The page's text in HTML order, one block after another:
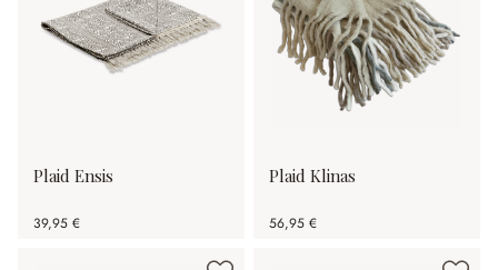
Plaid Ensis
39,95 €
Plaid Klinas
56,95 €